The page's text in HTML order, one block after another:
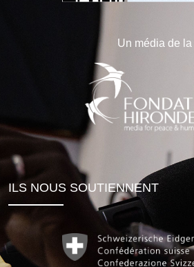
Un média de la
ILS NOUS SOUTIENNENT